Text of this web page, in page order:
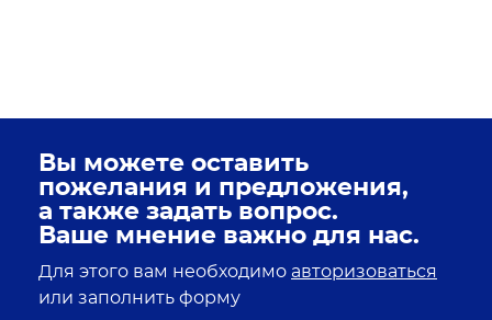
Вы можете оставить
пожелания и предложения,
а также задать вопрос.
Ваше мнение важно для нас.
Для этого вам необходимо авторизоваться
или заполнить форму